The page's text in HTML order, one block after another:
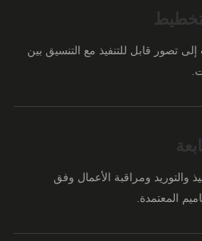
تصور قابل للتنفيذ مع التنسيق بين
والتوريد ومراقبة الأعمال وفق
المعتمدة.